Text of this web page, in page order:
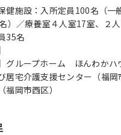
健施設：入所定員100名（一
）／療養室４人室17室、２
35名
グループホーム ほんわかハ
居宅介護支援センター（福
福岡市西区）